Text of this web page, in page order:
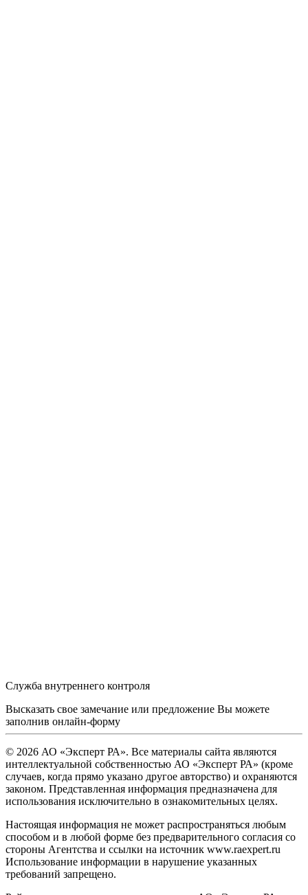
Служба внутреннего контроля
Высказать свое замечание или предложение Вы можете
заполнив онлайн-форму
© 2026 АО «Эксперт РА». Все материалы сайта являются
интеллектуальной собственностью АО «Эксперт РА» (кроме
случаев, когда прямо указано другое авторство) и охраняются
законом. Представленная информация предназначена для
использования исключительно в ознакомительных целях.
Настоящая информация не может распространяться любым
способом и в любой форме без предварительного согласия со
стороны Агентства и ссылки на источник www.raexpert.ru
Использование информации в нарушение указанных
требований запрещено.